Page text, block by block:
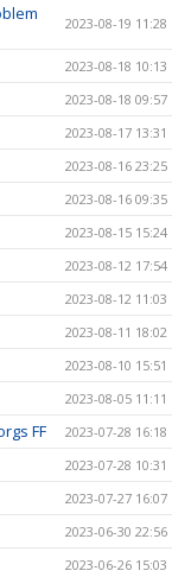
2023-08-19 11:28
2023-08-18 10:13
2023-08-18 09:57
2023-08-17 13:31
2023-08-16 23:25
2023-08-16 09:35
2023-08-15 15:24
2023-08-12 17:54
2023-08-12 11:03
2023-08-11 18:02
2023-08-10 15:51
2023-08-05 11:11
FF 2023-07-28 16:18
2023-07-28 10:31
2023-07-27 16:07
2023-06-30 22:56
2023-06-26 15:03